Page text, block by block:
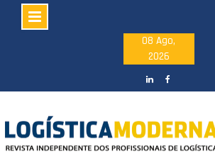
08 Ago,
2026